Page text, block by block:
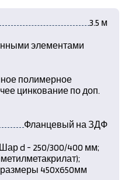
3.5 м
элементами
полимерное
цинкование по доп.
Фланцевый на ЗДФ
d - 250/300/400 мм;
450х650мм